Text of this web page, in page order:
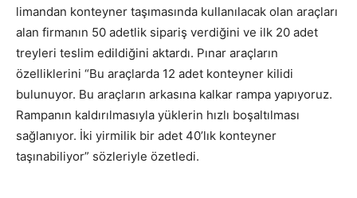
limandan konteyner taşımasında kullanılacak olan araçları
alan firmanın 50 adetlik sipariş verdiğini ve ilk 20 adet
treyleri teslim edildiğini aktardı. Pınar araçların
özelliklerini “Bu araçlarda 12 adet konteyner kilidi
bulunuyor. Bu araçların arkasına kalkar rampa yapıyoruz.
Rampanın kaldırılmasıyla yüklerin hızlı boşaltılması
sağlanıyor. İki yirmilik bir adet 40’lık konteyner
taşınabiliyor” sözleriyle özetledi.